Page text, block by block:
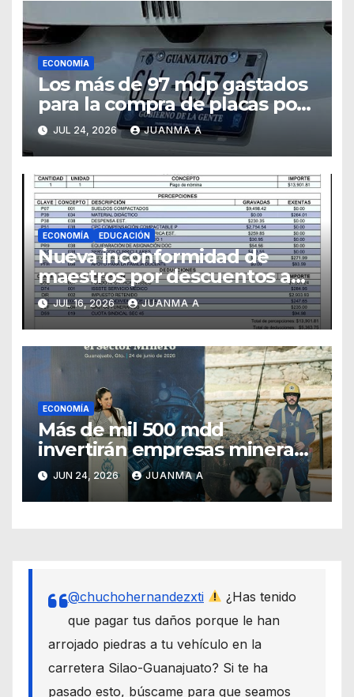
ECONOMÍA
Los más de 97 mdp gastados
para la compra de placas por
el Estado pudieron ejercerse
a otras prioridades
JUL 24, 2026 JUANMA A
ECONOMÍA EDUCACIÓN
Nueva inconformidad de
maestros por descuentos a
sus sueldos
JUL 16, 2026 JUANMA A
ECONOMÍA
Más de mil 500 mdd
invertirán empresas mineras
en Guanajuato
JUN 24, 2026 JUANMA A
@chuchohernandezxti
¿Has tenido
que pagar tus daños porque le han
arrojado piedras a tu vehículo en la
carretera Silao-Guanajuato? Si te ha
pasado esto, búscame para que seamos